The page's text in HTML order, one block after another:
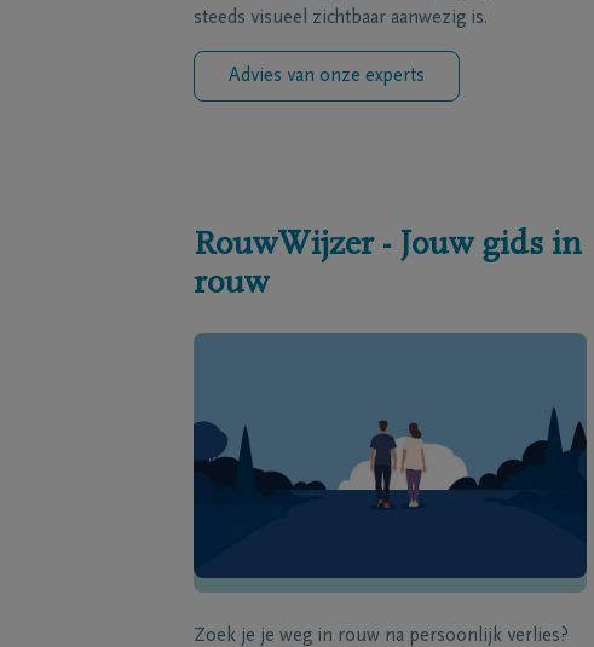
steeds visueel zichtbaar aanwezig is.
Advies van onze experts
RouwWijzer - Jouw gids in
rouw
Zoek je je weg in rouw na persoonlijk verlies?